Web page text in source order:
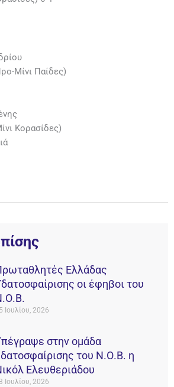
Μίνι Παίδες)
Κορασίδες)
Ελλάδας
οι έφηβοι του
Ιουλίου, 2026
στην ομάδα
του Ν.Ο.Β. η
Ελευθεριάδου
Ιουλίου, 2026